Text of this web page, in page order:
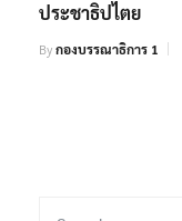
ประชาธิปไตย
Byกองบรรณาธิการ 1